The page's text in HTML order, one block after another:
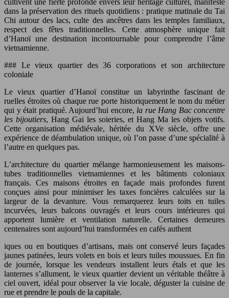
dans la préservation des rituels quotidiens : pratique matinale du Tai
Chi autour des lacs, culte des ancêtres dans les temples familiaux,
respect des fêtes traditionnelles. Cette atmosphère unique fait
d’Hanoï une destination incontournable pour comprendre l’âme
vietnamienne.
### Le vieux quartier des 36 corporations et son architecture
coloniale
Le vieux quartier d’Hanoï constitue un labyrinthe fascinant de
ruelles étroites où chaque rue porte historiquement le nom du métier
qui y était pratiqué. Aujourd’hui encore, la rue Hang Bac concentre
les bijoutiers, Hang Gai les soieries, et Hang Ma les objets votifs.
Cette organisation médiévale, héritée du XVe siècle, offre une
expérience de déambulation unique, où l’on passe d’une spécialité à
l’autre en quelques pas.
L’architecture du quartier mélange harmonieusement les maisons-
tubes traditionnelles vietnamiennes et les bâtiments coloniaux
français. Ces maisons étroites en façade mais profondes furent
conçues ainsi pour minimiser les taxes foncières calculées sur la
largeur de la devanture. Vous remarquerez leurs toits en tuiles
incurvées, leurs balcons ouvragés et leurs cours intérieures qui
apportent lumière et ventilation naturelle. Certaines demeures
centenaires sont aujourd’hui transformées en cafés authent
iques ou en boutiques d’artisans, mais ont conservé leurs façades
jaunes patinées, leurs volets en bois et leurs tuiles moussues. En fin
de journée, lorsque les vendeurs installent leurs étals et que les
lanternes s’allument, le vieux quartier devient un véritable théâtre à
ciel ouvert, idéal pour observer la vie locale, déguster la cuisine de
rue et prendre le pouls de la capitale.